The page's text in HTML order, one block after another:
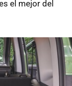
el mejor del